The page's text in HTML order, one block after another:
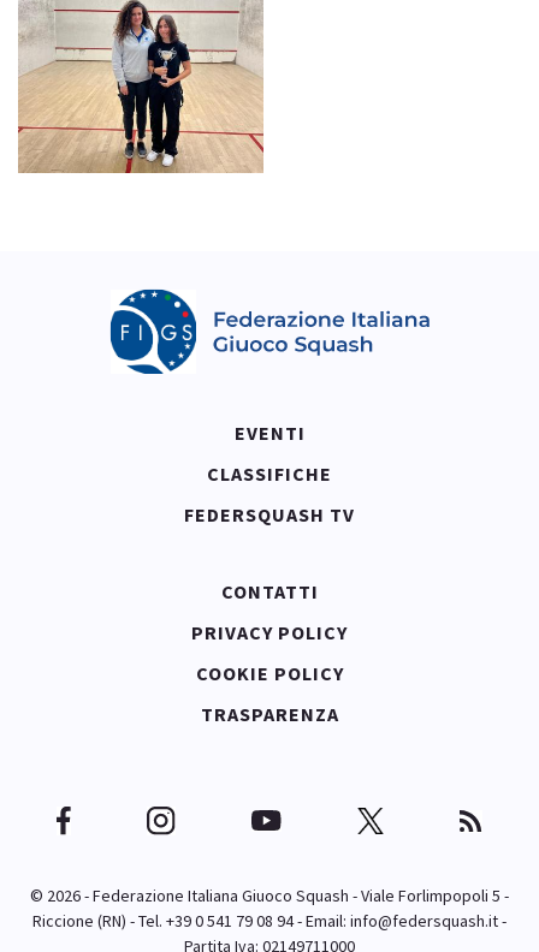
EVENTI
CLASSIFICHE
FEDERSQUASH TV
CONTATTI
PRIVACY POLICY
COOKIE POLICY
TRASPARENZA
© 2026 - Federazione Italiana Giuoco Squash - Viale Forlimpopoli 5 -
Riccione (RN) - Tel. +39 0 541 79 08 94 - Email: info@federsquash.it-
Partita Iva: 02149711000